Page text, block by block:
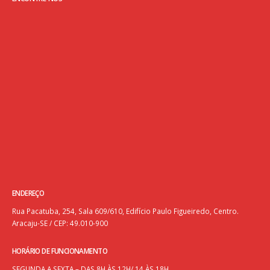
ENDEREÇO
Rua Pacatuba, 254, Sala 609/610, Edifício Paulo Figueiredo, Centro.
Aracaju-SE / CEP: 49.010-900
HORÁRIO DE FUNCIONAMENTO